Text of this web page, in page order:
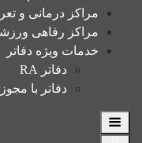
مراکز درمانی و
مراکز رفاهی
خدمات ویژه دفاتر
دفاتر RA
دفاتر با